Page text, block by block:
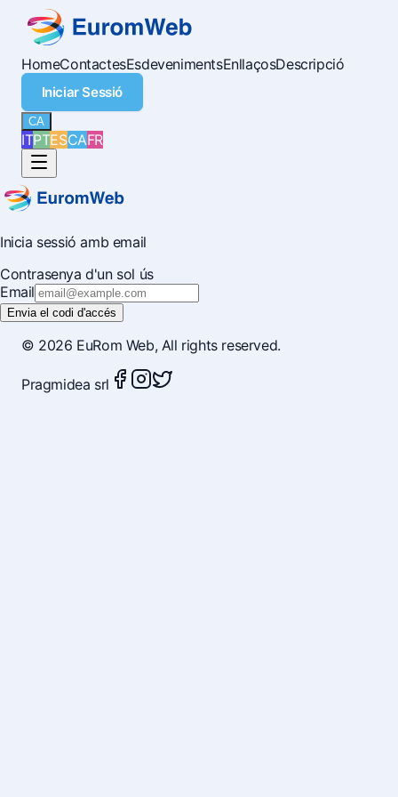
HomeContactesEsdevenimentsEnllaçosDescripció
Iniciar Sessió
CA
ITPTESCAFR
Inicia sessió amb email
Contrasenya d'un sol ús
Email
Envia el codi d'accés
© 2026 EuRom Web, All rights reserved.
Pragmidea srl